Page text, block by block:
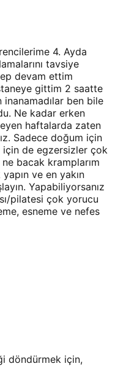
4. Ayda
tavsiye
devam ettim
gittim 2 saatte
ben bile
Ne kadar erken
haftalarda zaten
Sadece doğum için
de egzersizler çok
bacak kramplarım
ve en yakın
Yapabiliyorsanız
pilatesi çok yorucu
esneme ve nefes
döndürmek için,